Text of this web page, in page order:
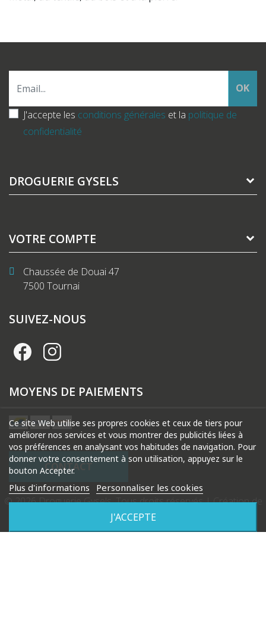
OK
J'accepte les conditions générales et la politique de
confidentialité
DROGUERIE GYSELS
VOTRE COMPTE
Chaussée de Douai 47
7500 Tournai
Ce site Web utilise ses propres cookies et ceux de tiers pour
améliorer nos services et vous montrer des publicités liées à
vos préférences en analysant vos habitudes de navigation. Pour
donner votre consentement à son utilisation, appuyez sur le
bouton Accepter.
Plus d'informations Personnaliser les cookies
J'ACCEPTE
SUIVEZ-NOUS
MOYENS DE PAIEMENTS
CONTACT
© 2026 Droguerie Gysels. Tous droits réservés |Création de
site internet Produweb™